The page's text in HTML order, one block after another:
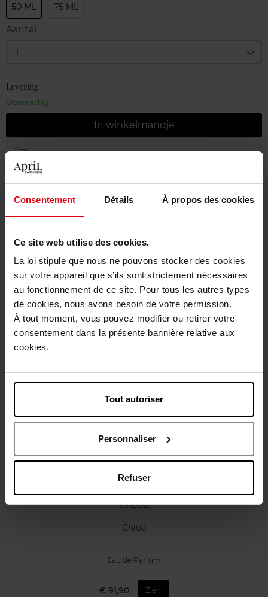
Consentement Détails À propos des cookies
Ce site web utilise des cookies.
La loi stipule que nous ne pouvons stocker des cookies
sur votre appareil que s’ils sont strictement nécessaires
au fonctionnement de ce site. Pour tous les autres types
de cookies, nous avons besoin de votre permission.
À tout moment, vous pouvez modifier ou retirer votre
consentement dans la présente bannière relative aux
cookies.
Tout autoriser
Personnaliser
Refuser
50 ML 75 ML
Aantal
1
Levering
Voorradig
In winkelmandje
Gratis levering bij aankoop van min. 55€
Gratis verpakking
Beschrijving
Karakteristieken
Review
CHLOE
Chloé
Eau de Parfum
€ 91,90 Zien